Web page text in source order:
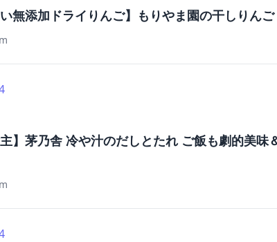
い無添加ドライりんご】もりやま園の干しりん
主】茅乃舎 冷や汁のだしとたれ ご飯も劇的美味